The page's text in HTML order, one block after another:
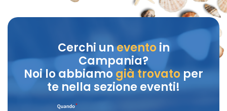
Cerchi unevento in
Campania?
Noi lo abbiamo già trovatoper
te nella sezione eventi!